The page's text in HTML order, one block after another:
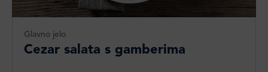
Glavno jelo
Cezar salata s gamberima